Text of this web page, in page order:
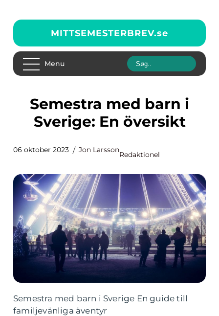
MITTSEMESTERBREV.se
Menu
Semestra med barn i
Sverige: En översikt
06 oktober 2023 Jon Larsson
Redaktionel
Semestra med barn i Sverige En guide till
familjevänliga äventyr